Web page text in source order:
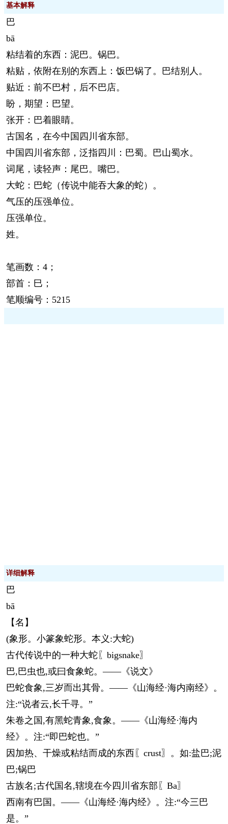
基本解释
巴
bā
粘结着的东西：泥巴。锅巴。
粘贴，依附在别的东西上：饭巴锅了。巴结别人。
贴近：前不巴村，后不巴店。
盼，期望：巴望。
张开：巴着眼睛。
古国名，在今中国四川省东部。
中国四川省东部，泛指四川：巴蜀。巴山蜀水。
词尾，读轻声：尾巴。嘴巴。
大蛇：巴蛇（传说中能吞大象的蛇）。
气压的压强单位。
压强单位。
姓。
笔画数：4；
部首：巳；
笔顺编号：5215
详细解释
巴
bā
【名】
(象形。小篆象蛇形。本义:大蛇)
古代传说中的一种大蛇〖bigsnake〗
巴,巴虫也,或曰食象蛇。——《说文》
巴蛇食象,三岁而出其骨。——《山海经·海内南经》。
注:“说者云,长千寻。”
朱卷之国,有黑蛇青象,食象。——《山海经·海内
经》。注:“即巴蛇也。”
因加热、干燥或粘结而成的东西〖crust〗。如:盐巴;泥
巴;锅巴
古族名;古代国名,辖境在今四川省东部〖Ba〗
西南有巴国。——《山海经·海内经》。注:“今三巴
是。”